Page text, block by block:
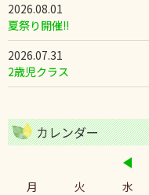
2026.08.01
夏祭り開催!!
2026.07.31
2歳児クラス
カレンダー
月
火 水